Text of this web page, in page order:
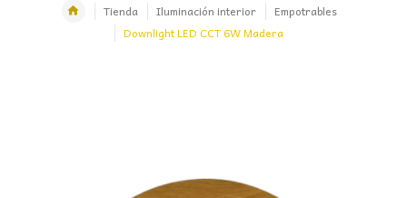
Tienda Iluminación interior
Empotrables
Downlight LED CCT 6W Madera